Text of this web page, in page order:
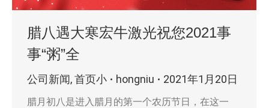
腊八遇大寒宏牛激光祝您2021事
事“粥”全
公司新闻,首页小 hongniu 2021年1月20日
腊月初八是进入腊月的第一个农历节日，在这一